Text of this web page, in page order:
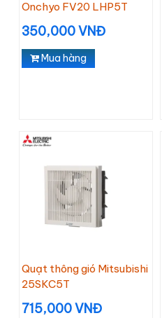
Onchyo FV20 LHP5T
350,000 VNĐ
Mua hàng
Quạt thông gió Mitsubishi
25SKC5T
715,000 VNĐ